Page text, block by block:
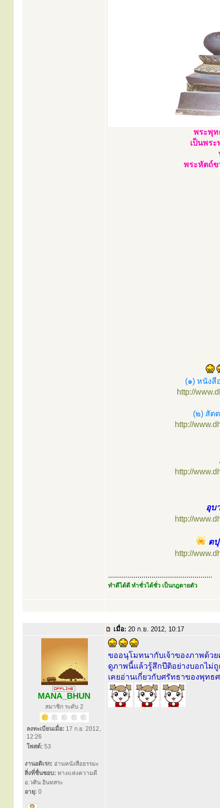
พระพุท
เป็นพร
พระหัตถ์ข
(๑) หนังสื
http://
(๒) สัต
http://
http://
อุบ
http://
ต
http://
.....................................................
ทำดีได้ดี ทำชั่วได้ชั่ว เป็นกฎตายตัว
เมื่อ: 20 ก.ย. 2012, 10:17
MANA_BHUN
สมาชิก ระดับ 2
ลงทะเบียนเมื่อ: 17 ก.ย. 2012,
12:26
โพสต์: 53
งานอดิเรก: อ่านหนังสือธรรมะ
สิ่งที่ชื่นชอบ: ทางแห่งความดี
อ.วศิน อินทสระ
อายุ: 0
ขออนุโมทนากับเจ้าของภาพด้วย
ดูภาพนี้แล้วรู้สึกปีติอย่างบอกไม่ถู
เคยอ่านเกี่ยวกับศรัทธาของพุท